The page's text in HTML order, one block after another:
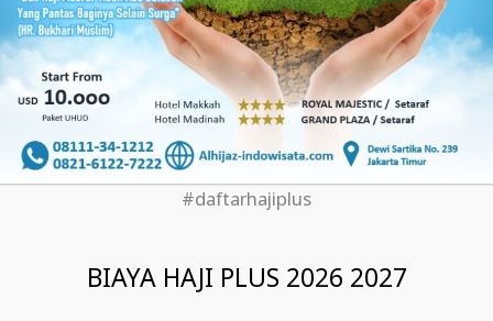
#daftarhajiplus
BIAYA HAJI PLUS 2026 2027